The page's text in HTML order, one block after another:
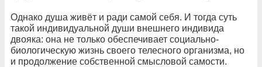
Однако душа живёт и ради самой себя. И тогда суть
такой индивидуальной души внешнего индивида
двояка: она не только обеспечивает социально-
биологическую жизнь своего телесного организма, но
и продолжение собственной смысловой самости.